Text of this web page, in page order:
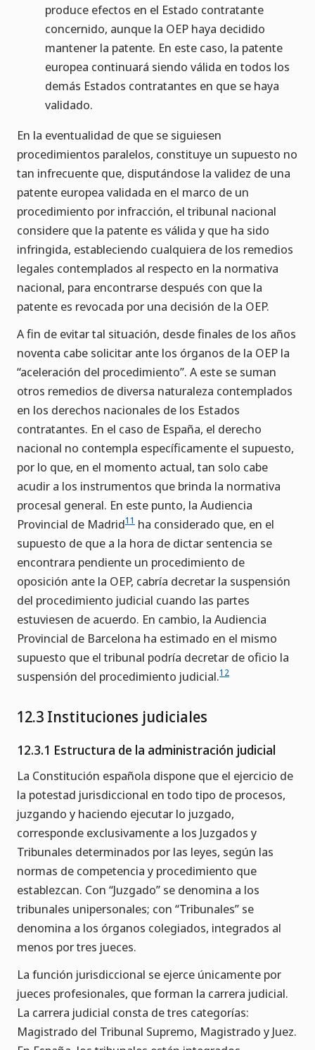
produce efectos en el Estado contratante
concernido, aunque la OEP haya decidido
mantener la patente. En este caso, la patente
europea continuará siendo válida en todos los
demás Estados contratantes en que se haya
validado.
En la eventualidad de que se siguiesen
procedimientos paralelos, constituye un supuesto no
tan infrecuente que, disputándose la validez de una
patente europea validada en el marco de un
procedimiento por infracción, el tribunal nacional
considere que la patente es válida y que ha sido
infringida, estableciendo cualquiera de los remedios
legales contemplados al respecto en la normativa
nacional, para encontrarse después con que la
patente es revocada por una decisión de la OEP.
A fin de evitar tal situación, desde finales de los años
noventa cabe solicitar ante los órganos de la OEP la
“aceleración del procedimiento”. A este se suman
otros remedios de diversa naturaleza contemplados
en los derechos nacionales de los Estados
contratantes. En el caso de España, el derecho
nacional no contempla específicamente el supuesto,
por lo que, en el momento actual, tan solo cabe
acudir a los instrumentos que brinda la normativa
procesal general. En este punto, la Audiencia
Provincial de Madrid11 ha considerado que, en el
supuesto de que a la hora de dictar sentencia se
encontrara pendiente un procedimiento de
oposición ante la OEP, cabría decretar la suspensión
del procedimiento judicial cuando las partes
estuviesen de acuerdo. En cambio, la Audiencia
Provincial de Barcelona ha estimado en el mismo
supuesto que el tribunal podría decretar de oficio la
suspensión del procedimiento judicial.12
12.3 Instituciones judiciales
12.3.1 Estructura de la administración judicial
La Constitución española dispone que el ejercicio de
la potestad jurisdiccional en todo tipo de procesos,
juzgando y haciendo ejecutar lo juzgado,
corresponde exclusivamente a los Juzgados y
Tribunales determinados por las leyes, según las
normas de competencia y procedimiento que
establezcan. Con “Juzgado” se denomina a los
tribunales unipersonales; con “Tribunales” se
denomina a los órganos colegiados, integrados al
menos por tres jueces.
La función jurisdiccional se ejerce únicamente por
jueces profesionales, que forman la carrera judicial.
La carrera judicial consta de tres categorías:
Magistrado del Tribunal Supremo, Magistrado y Juez.